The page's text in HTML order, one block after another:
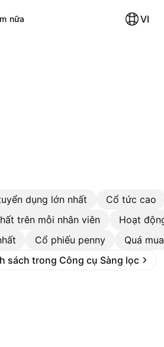
nữa VI
dụng lớn nhất
Cổ tức cao
trên mỗi nhân viên
Hoạt
Cổ phiếu penny Quá mua
sách trong Công cụ Sàng lọc